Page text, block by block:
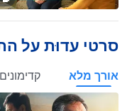
סרטי עדוּת על
אורך מלא קדימונים